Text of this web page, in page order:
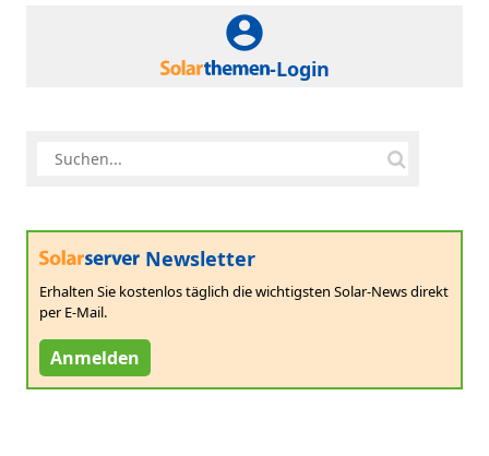
-Login
Newsletter
Erhalten Sie kostenlos täglich die wichtigsten Solar-News direkt
per E-Mail.
Anmelden